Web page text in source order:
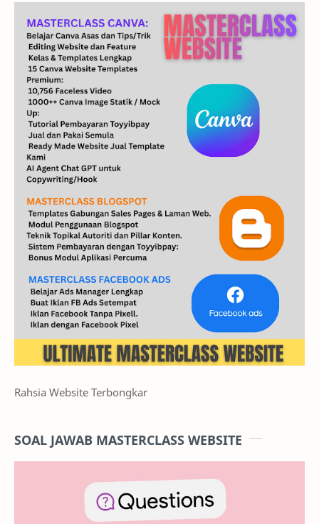
Rahsia Website Terbongkar
SOAL JAWAB MASTERCLASS WEBSITE